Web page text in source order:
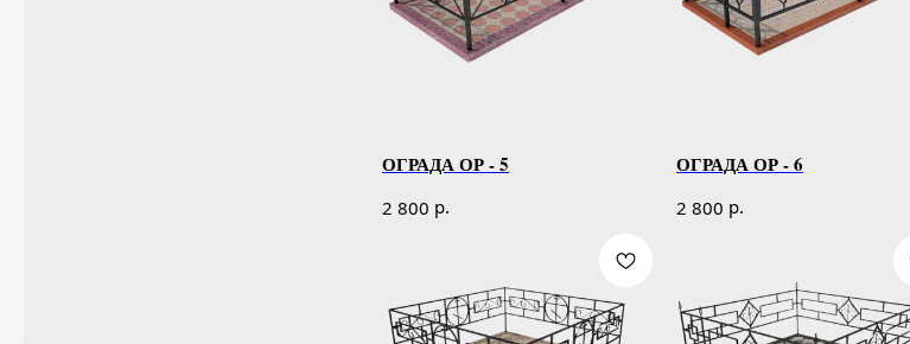
ОГРАДА ОР - 5
2 800 р.
ОГРАДА ОР - 6
2 800 р.